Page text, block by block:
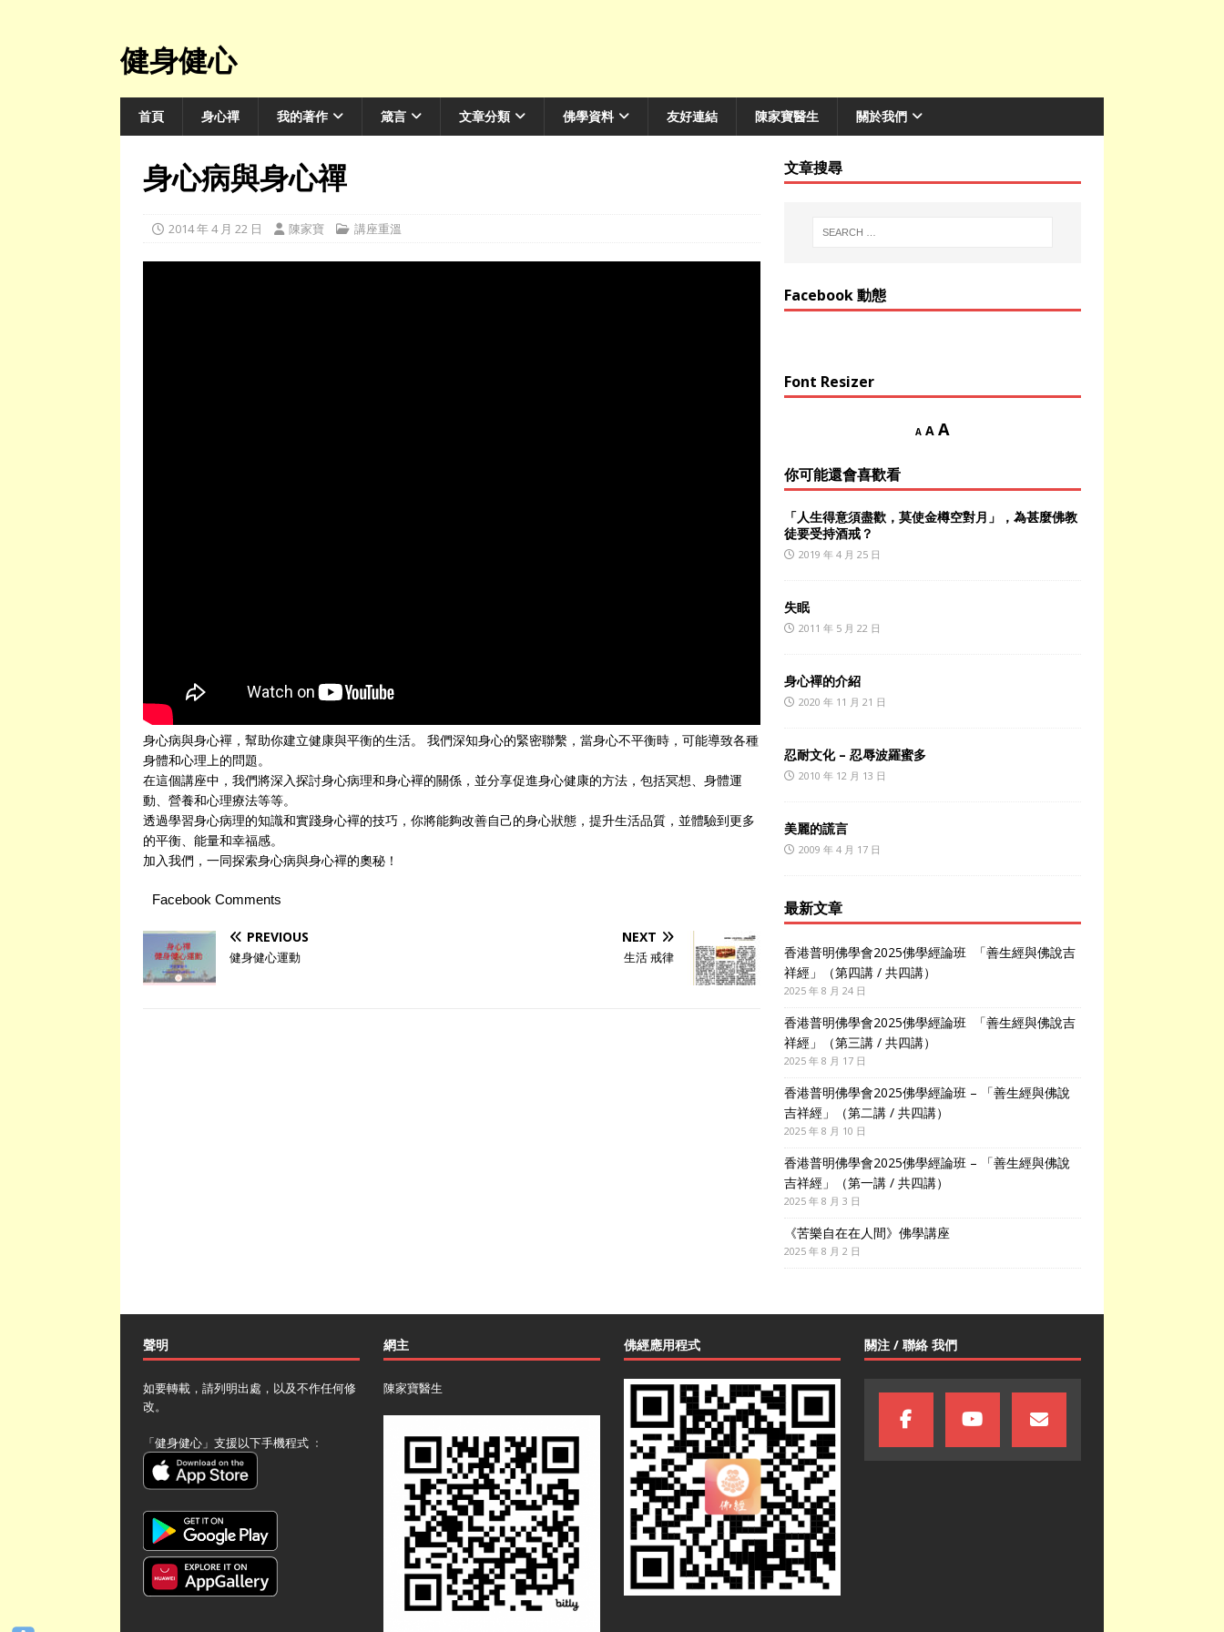
健身健心
首頁 身心禪 我的著作 箴言 文章分類 佛學資料 友好連結 陳家寶醫生 關於我們
身心病與身心禪
2014 年 4 月 22 日 陳家寶 講座重溫
身心病與身心襌，幫助你建立健康與平衡的生活。 我們深知身心的緊密聯繫，當身心不平衡時，可能導致各種
身體和心理上的問題。
在這個講座中，我們將深入探討身心病理和身心襌的關係，並分享促進身心健康的方法，包括冥想、身體運
動、營養和心理療法等等。
透過學習身心病理的知識和實踐身心襌的技巧，你將能夠改善自己的身心狀態，提升生活品質，並體驗到更多
的平衡、能量和幸福感。
加入我們，一同探索身心病與身心襌的奧秘！
Facebook Comments
PREVIOUS
健身健心運動
NEXT
生活 戒律
文章搜尋
Facebook 動態
Font Resizer
A A A
你可能還會喜歡看
「人生得意須盡歡，莫使金樽空對月」，為甚麼佛教
徒要受持酒戒？
2019 年 4 月 25 日
失眠
2011 年 5 月 22 日
身心襌的介紹
2020 年 11 月 21 日
忍耐文化 – 忍辱波羅蜜多
2010 年 12 月 13 日
美麗的謊言
2009 年 4 月 17 日
最新文章
香港普明佛學會2025佛學經論班 「善生經與佛說吉
祥經」（第四講 / 共四講）
2025 年 8 月 24 日
香港普明佛學會2025佛學經論班 「善生經與佛說吉
祥經」（第三講 / 共四講）
2025 年 8 月 17 日
香港普明佛學會2025佛學經論班 – 「善生經與佛說
吉祥經」（第二講 / 共四講）
2025 年 8 月 10 日
香港普明佛學會2025佛學經論班 – 「善生經與佛說
吉祥經」（第一講 / 共四講）
2025 年 8 月 3 日
《苦樂自在在人間》佛學講座
2025 年 8 月 2 日
聲明
如要轉載，請列明出處，以及不作任何修
改。
「健身健心」支援以下手機程式 ﹕
網主
陳家寶醫生
佛經應用程式 關注 / 聯絡 我們